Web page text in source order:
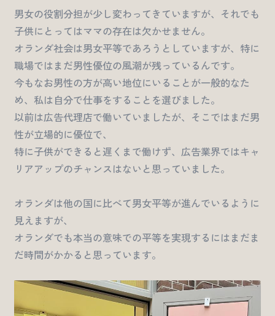
男女の役割分担が少し変わってきていますが、それでも
子供にとってはママの存在は欠かせません。
オランダ社会は男女平等であろうとしていますが、特に
職場ではまだ男性優位の風潮が残っているんです。
今もなお男性の方が高い地位にいることが一般的なた
め、私は自分で仕事をすることを選びました。
以前は広告代理店で働いていましたが、そこではまだ男
性が立場的に優位で、
特に子供ができると遅くまで働けず、広告業界ではキャ
リアアップのチャンスはないと思っていました。
オランダは他の国に比べて男女平等が進んでいるように
見えますが、
オランダでも本当の意味での平等を実現するにはまだま
だ時間がかかると思っています。